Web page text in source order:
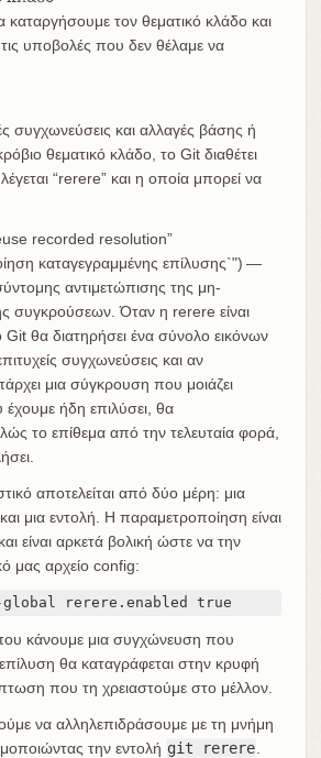
τον θεματικό κλάδο και
υποβολές που δεν θέλαμε να
συγχωνεύσεις και αλλαγές βάσης ή
θεματικό κλάδο, το Git διαθέτει
“rerere” και η οποία μπορεί να
recorded resolution”
καταγεγραμμένης επίλυσης`") —
αντιμετώπισης της μη-
συγκρούσεων. Όταν η rerere είναι
Git θα διατηρήσει ένα σύνολο εικόνων
συγχωνεύσεις και αν
μια σύγκρουση που μοιάζει
ήδη επιλύσει, θα
το επίθεμα από την τελευταία φορά,
αποτελείται από δύο μέρη: μια
μια εντολή. Η παραμετροποίηση είναι
και είναι αρκετά βολική ώστε να την
μας αρχείο config:
rerere.enabled true
κάνουμε μια συγχώνευση που
επίλυση θα καταγράφεται στην κρυφή
που τη χρειαστούμε στο μέλλον.
να αλληλεπιδράσουμε με τη μνήμη
την εντολή git rerere.